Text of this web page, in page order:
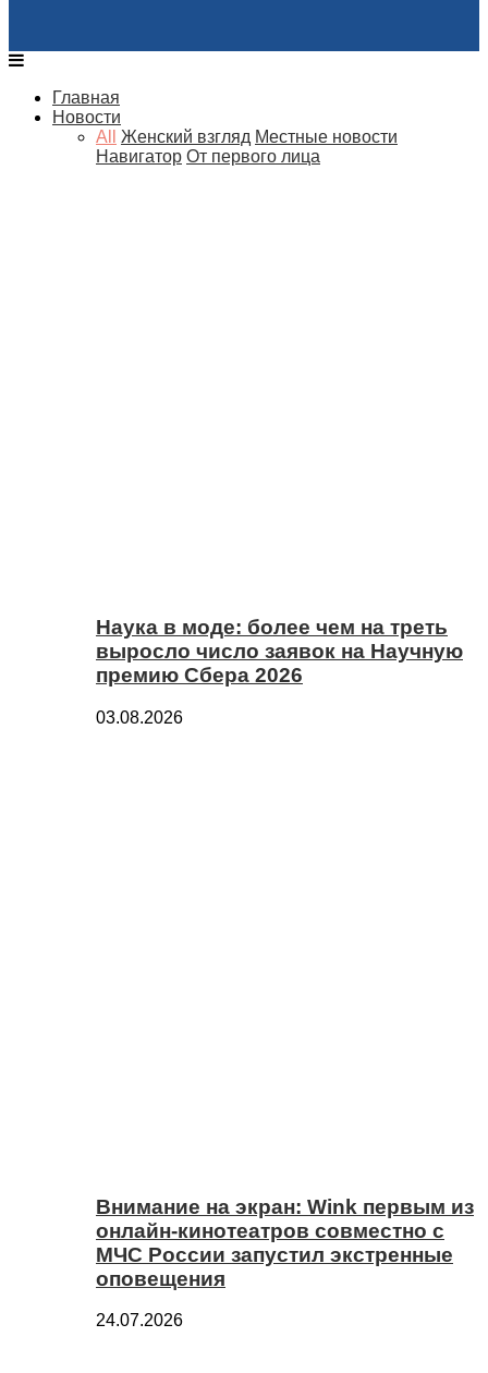
Главная
Новости
All
Женский взгляд Местные новости
Навигатор От первого лица
Наука в моде: более чем на треть
выросло число заявок на Научную
премию Сбера 2026
03.08.2026
Внимание на экран: Wink первым из
онлайн-кинотеатров совместно с
МЧС России запустил экстренные
оповещения
24.07.2026